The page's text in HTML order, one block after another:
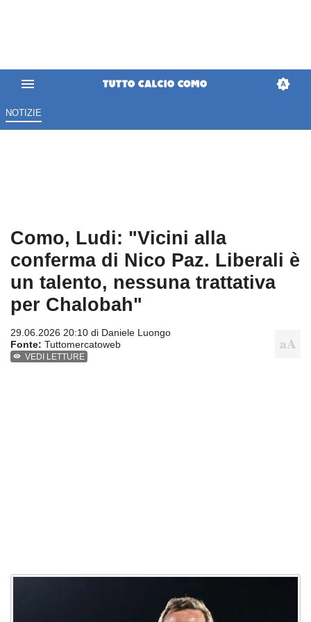
NOTIZIE
Como, Ludi: "Vicini alla
conferma di Nico Paz. Liberali è
un talento, nessuna trattativa
per Chalobah"
29.06.2026 20:10 di Daniele Luongo
Fonte: Tuttomercatoweb
VEDI LETTURE